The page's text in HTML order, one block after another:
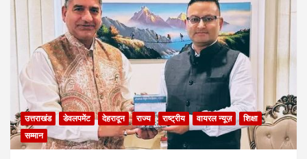
उत्तराखंड डेवलपमेंट देहरादून राज्य राष्ट्रीय वायरल न्यूज़
शिक्षा
सम्मान